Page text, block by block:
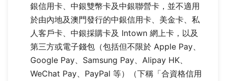
銀信用卡、中銀雙幣卡及中銀聯營卡，並不適用
於由內地及澳門發行的中銀信用卡、美金卡、私
人客戶卡、中銀採購卡及 Intown 網上卡，以及
第三方或電子錢包（包括但不限於 Apple Pay、
Google Pay、Samsung Pay、Alipay HK、
WeChat Pay、PayPal 等）（下稱「合資格信用